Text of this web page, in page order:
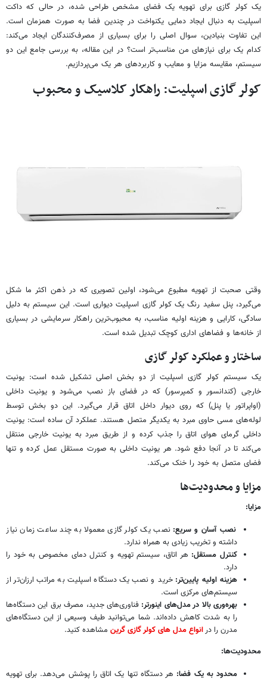
یک کولر گازی برای تهویه یک فضای مشخص طراحی شده، در حالی که داکت
اسپلیت به دنبال ایجاد دمایی یکنواخت در چندین فضا به صورت همزمان است.
این تفاوت بنیادین، سوال اصلی را برای بسیاری از مصرف‌کنندگان ایجاد می‌کند:
کدام یک برای نیازهای من مناسب‌تر است؟ در این مقاله، به بررسی جامع این دو
سیستم، مقایسه مزایا و معایب و کاربردهای هر یک می‌پردازیم.
کولر گازی اسپلیت: راهکار کلاسیک و محبوب
وقتی صحبت از تهویه مطبوع می‌شود، اولین تصویری که در ذهن اکثر ما شکل
می‌گیرد، پنل سفید رنگ یک کولر گازی اسپلیت دیواری است. این سیستم به دلیل
سادگی، کارایی و هزینه اولیه مناسب، به محبوب‌ترین راهکار سرمایشی در بسیاری
از خانه‌ها و فضاهای اداری کوچک تبدیل شده است.
ساختار و عملکرد کولر گازی
یک سیستم کولر گازی اسپلیت از دو بخش اصلی تشکیل شده است: یونیت
خارجی (کندانسور و کمپرسور) که در فضای باز نصب می‌شود و یونیت داخلی
(اواپراتور یا پنل) که روی دیوار داخل اتاق قرار می‌گیرد. این دو بخش توسط
لوله‌های مسی حاوی مبرد به یکدیگر متصل هستند. عملکرد آن ساده است: یونیت
داخلی گرمای هوای اتاق را جذب کرده و از طریق مبرد به یونیت خارجی منتقل
می‌کند تا در آنجا دفع شود. هر یونیت داخلی به صورت مستقل عمل کرده و تنها
فضای متصل به خود را خنک می‌کند.
مزایا و محدودیت‌ها
مزایا:
نصب آسان و سریع: نصب یک کولر گازی معمولا به چند ساعت زمان نیاز
داشته و تخریب زیادی به همراه ندارد.
کنترل مستقل: هر اتاق، سیستم تهویه و کنترل دمای مخصوص به خود را
دارد.
هزینه اولیه پایین‌تر: خرید و نصب یک دستگاه اسپلیت به مراتب ارزان‌تر از
سیستم‌های مرکزی است.
بهره‌وری بالا در مدل‌های اینورتر: فناوری‌های جدید، مصرف برق این دستگاه‌ها
را به شدت کاهش داده‌اند. شما می‌توانید طیف وسیعی از این دستگاه‌های
مدرن را در انواع مدل های کولر گازی گرین مشاهده کنید.
محدودیت‌ها:
محدود به یک فضا: هر دستگاه تنها یک اتاق را پوشش می‌دهد. برای تهویه